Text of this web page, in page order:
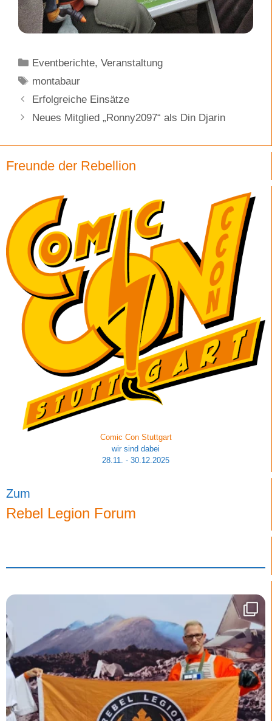
Kategorien
Eventberichte,Veranstaltung
Schlagwörter
montabaur
Erfolgreiche Einsätze
Neues Mitglied „Ronny2097“ als Din Djarin
Freunde der Rebellion
Comic Con Stuttgart
wir sind dabei
28.11. - 30.12.2025
Zum
Rebel Legion Forum